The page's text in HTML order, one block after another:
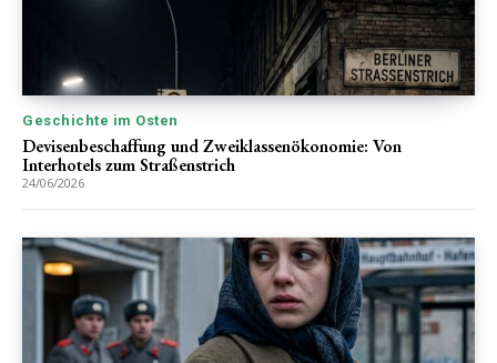
Geschichte im Osten
Devisenbeschaffung und Zweiklassenökonomie: Von
Interhotels zum Straßenstrich
24/06/2026